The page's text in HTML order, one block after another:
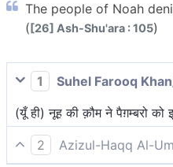
The people of Noah
([26] Ash-Shu'ara : 105)
1
Suhel Farooq
(यूँ ही) नूह की क़ौम ने पैग़म्बरो को
2
Azizul-Haqq Al-